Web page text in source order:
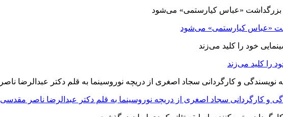
«عباس کیارستمی» می‌شود
را کلید می‌زند
و کارگردانی سجاد اصغری از دریچه نوروسینما به قلم دکتر عبدالرضا ناصر مقدسی